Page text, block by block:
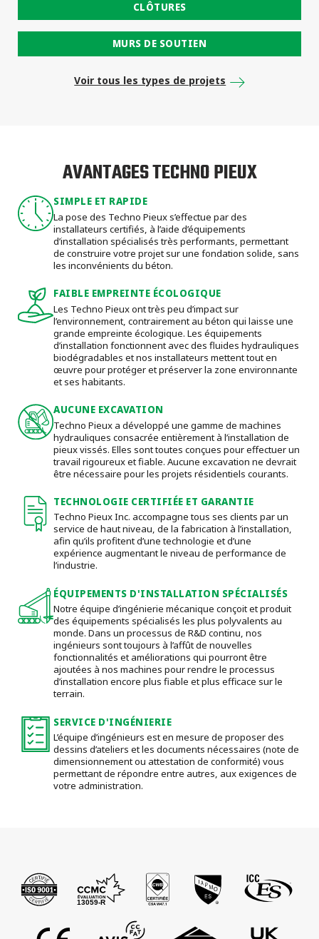
CLÔTURES
MURS DE SOUTIEN
Voir tous les types de projets
AVANTAGES TECHNO PIEUX
SIMPLE ET RAPIDE
La pose des Techno Pieux s’effectue par des
installateurs certifiés, à l’aide d’équipements
d’installation spécialisés très performants, permettant
de construire votre projet sur une fondation solide, sans
les inconvénients du béton.
FAIBLE EMPREINTE ÉCOLOGIQUE
Les Techno Pieux ont très peu d’impact sur
l’environnement, contrairement au béton qui laisse une
grande empreinte écologique. Les équipements
d’installation fonctionnent avec des fluides hydrauliques
biodégradables et nos installateurs mettent tout en
œuvre pour protéger et préserver la zone environnante
et ses habitants.
AUCUNE EXCAVATION
Techno Pieux a développé une gamme de machines
hydrauliques consacrée entièrement à l’installation de
pieux vissés. Elles sont toutes conçues pour effectuer un
travail rigoureux et fiable. Aucune excavation ne devrait
être nécessaire pour les projets résidentiels courants.
TECHNOLOGIE CERTIFIÉE ET GARANTIE
Techno Pieux Inc. accompagne tous ses clients par un
service de haut niveau, de la fabrication à l’installation,
afin qu’ils profitent d’une technologie et d’une
expérience augmentant le niveau de performance de
l’industrie.
ÉQUIPEMENTS D'INSTALLATION SPÉCIALISÉS
Notre équipe d’ingénierie mécanique conçoit et produit
des équipements spécialisés les plus polyvalents au
monde. Dans un processus de R&D continu, nos
ingénieurs sont toujours à l’affût de nouvelles
fonctionnalités et améliorations qui pourront être
ajoutées à nos machines pour rendre le processus
d’installation encore plus fiable et plus efficace sur le
terrain.
SERVICE D'INGÉNIERIE
L’équipe d’ingénieurs est en mesure de proposer des
dessins d’ateliers et les documents nécessaires (note de
dimensionnement ou attestation de conformité) vous
permettant de répondre entre autres, aux exigences de
votre administration.